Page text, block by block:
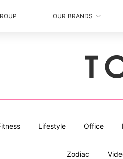
OUR BRANDS
Lifestyle Office
Zodiac